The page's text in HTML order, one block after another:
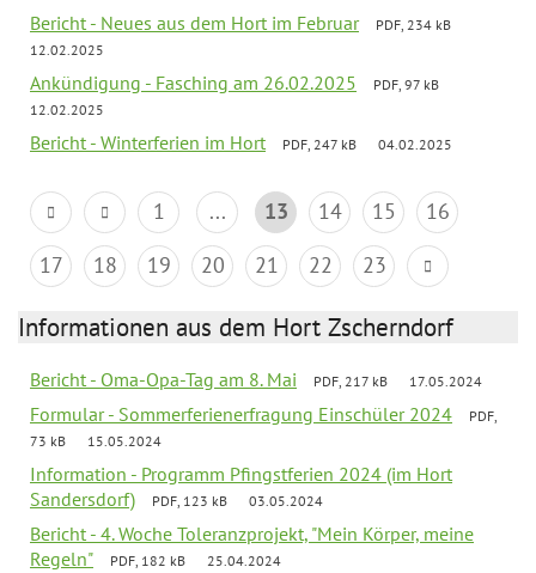
Bericht - Neues aus dem Hort im Februar
PDF, 234 kB
12.02.2025
Ankündigung - Fasching am 26.02.2025
PDF, 97 kB
12.02.2025
Bericht - Winterferien im Hort PDF, 247 kB 04.02.2025
1 ... 13 14 15
16
17
18 19 20 21 22 23
Informationen aus dem Hort Zscherndorf
Bericht - Oma-Opa-Tag am 8. Mai PDF, 217 kB 17.05.2024
Formular - Sommerferienerfragung Einschüler 2024
PDF,
73 kB
15.05.2024
Information - Programm Pfingstferien 2024 (im Hort
Sandersdorf)
PDF, 123 kB 03.05.2024
Bericht - 4. Woche Toleranzprojekt, "Mein Körper, meine
Regeln"
PDF, 182 kB 25.04.2024